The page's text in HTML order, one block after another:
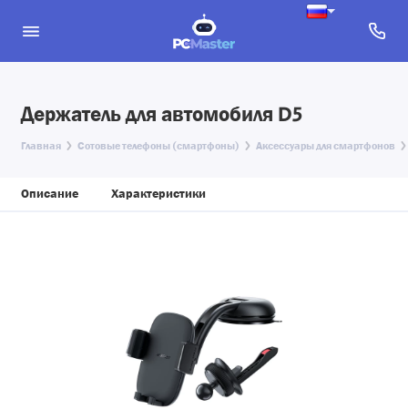
Держатель для автомобиля D5
Главная Сотовые телефоны (смартфоны) Аксессуары для смартфонов
Описание Характеристики